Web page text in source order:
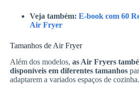
Veja também: E-book com 60
Air Fryer
Tamanhos de Air Fryer
Além dos modelos, as Air Fryers
disponíveis em diferentes tamanhos
adaptarem a variados espaços de cozinha.